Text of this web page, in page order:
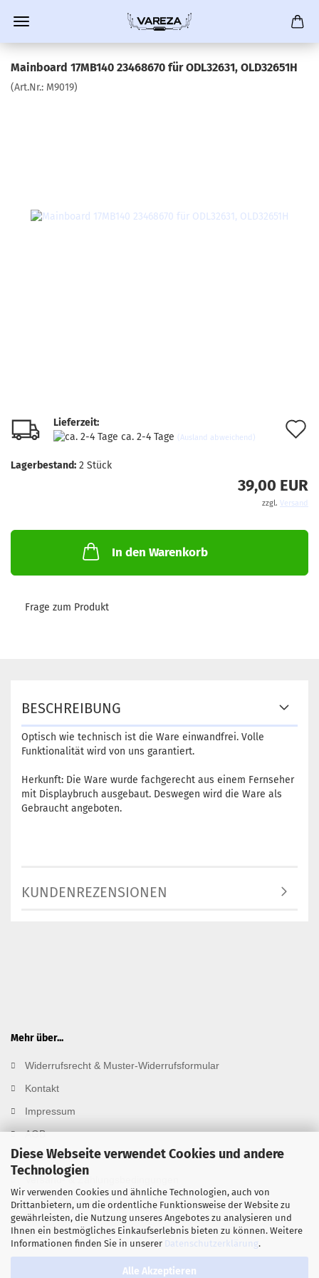
Diese Webseite verwendet Cookies und andere
Technologien
Wir verwenden Cookies und ähnliche Technologien, auch von
Drittanbietern, um die ordentliche Funktionsweise der Website zu
gewährleisten, die Nutzung unseres Angebotes zu analysieren und
Ihnen ein bestmögliches Einkaufserlebnis bieten zu können. Weitere
Informationen finden Sie in unserer Datenschutzerklärung.
Alle Akzeptieren
Mainboard 17MB140 23468670 für ODL32631, OLD32651H
(Art.Nr.: M9019)
Lieferzeit:
ca. 2-4 Tage (Ausland abweichend)
Lagerbestand: 2 Stück
39,00 EUR
zzgl. Versand
In den Warenkorb
Frage zum Produkt
BESCHREIBUNG
Optisch wie technisch ist die Ware einwandfrei. Volle
Funktionalität wird von uns garantiert.
Herkunft: Die Ware wurde fachgerecht aus einem Fernseher
mit Displaybruch ausgebaut. Deswegen wird die Ware als
Gebraucht angeboten.
KUNDENREZENSIONEN
Mehr über...
Widerrufsrecht & Muster-Widerrufsformular
Kontakt
Impressum
AGB
Datenschutz
Versand- & Zahlungsbedingungen
Cookie Einstellungen